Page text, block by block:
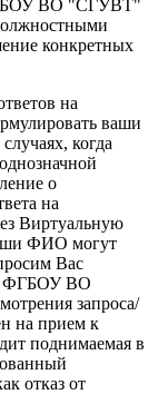
ВО "СГУВТ"
конкретных
на
ваши
когда
о
на
Виртуальную
ФИО могут
Вас
ФГБОУ ВО
запроса/
на прием к
поднимаемая в
отказ от